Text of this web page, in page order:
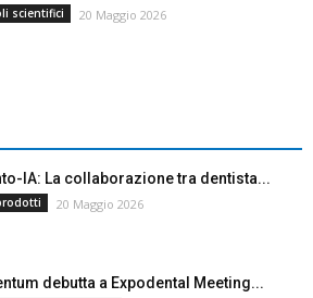
scientifici 20 Maggio 2026
IA: La collaborazione tra dentista...
20 Maggio 2026
debutta a Expodental Meeting...